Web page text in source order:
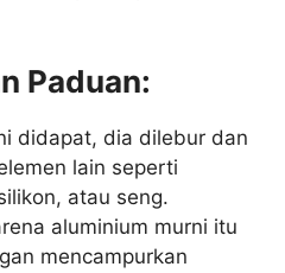
Paduan:
didapat, dia dilebur dan
lain seperti
atau seng.
aluminium murni itu
mencampurkan